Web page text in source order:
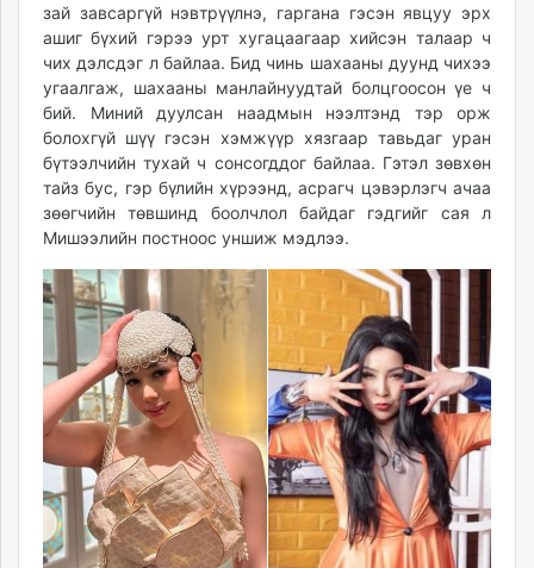
tac.mn
paparazzi.mn
unread.today
зай завсаргүй нэвтрүүлнэ, гаргана гэсэн явцуу эрх
ашиг бүхий гэрээ урт хугацаагаар хийсэн талаар ч
чих дэлсдэг л байлаа. Бид чинь шахааны дуунд чихээ
угаалгаж, шахааны манлайнуудтай болцгоосон үе ч
бий. Миний дуулсан наадмын нээлтэнд тэр орж
болохгүй шүү гэсэн хэмжүүр хязгаар тавьдаг уран
бүтээлчийн тухай ч сонсогддог байлаа. Гэтэл зөвхөн
тайз бус, гэр бүлийн хүрээнд, асрагч цэвэрлэгч ачаа
зөөгчийн төвшинд боолчлол байдаг гэдгийг сая л
Мишээлийн постноос уншиж мэдлээ.